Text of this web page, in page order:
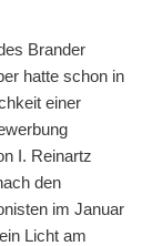
Brander
hatte schon in
einer
I. Reinartz
den
im Januar
Licht am